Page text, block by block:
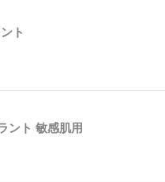
ト
ント 敏感肌用